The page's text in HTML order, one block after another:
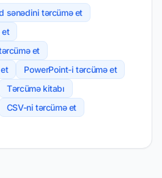
sənədini tərcümə et
et
et
PowerPoint-i tərcümə et
Tərcümə kitabı
CSV-ni tərcümə et